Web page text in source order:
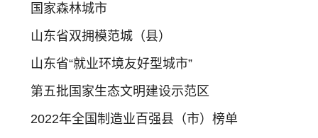
国家森林城市
山东省双拥模范城（县）
山东省“就业环境友好型城市”
第五批国家生态文明建设示范区
2022年全国制造业百强县（市）榜单